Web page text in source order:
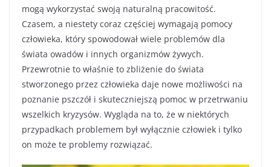
mogą wykorzystać swoją naturalną pracowitość.
Czasem, a niestety coraz częściej wymagają pomocy
człowieka, który spowodował wiele problemów dla
świata owadów i innych organizmów żywych.
Przewrotnie to właśnie to zbliżenie do świata
stworzonego przez człowieka daje nowe możliwości na
poznanie pszczół i skuteczniejszą pomoc w przetrwaniu
wszelkich kryzysów. Wygląda na to, że w niektórych
przypadkach problemem był wyłącznie człowiek i tylko
on może te problemy rozwiązać.